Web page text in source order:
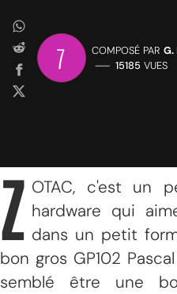
7 COMPOSÉ PAR G.
—— 15185 VUES
Z OTAC, c'est un
hardware qui
dans un petit
bon gros GP102
semblé être une